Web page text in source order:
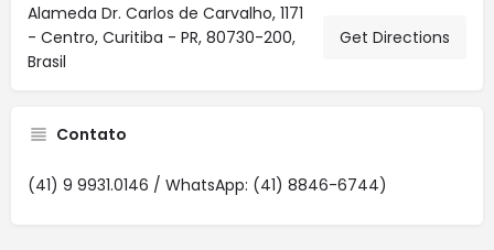
Alameda Dr. Carlos de Carvalho, 1171
- Centro, Curitiba - PR, 80730-200,
Brasil
Get Directions
Contato
(41) 9 9931.0146 / WhatsApp: (41) 8846-6744)